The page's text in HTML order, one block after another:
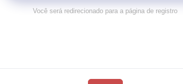
1-5 MIN
Você será redirecionado para a página de registro